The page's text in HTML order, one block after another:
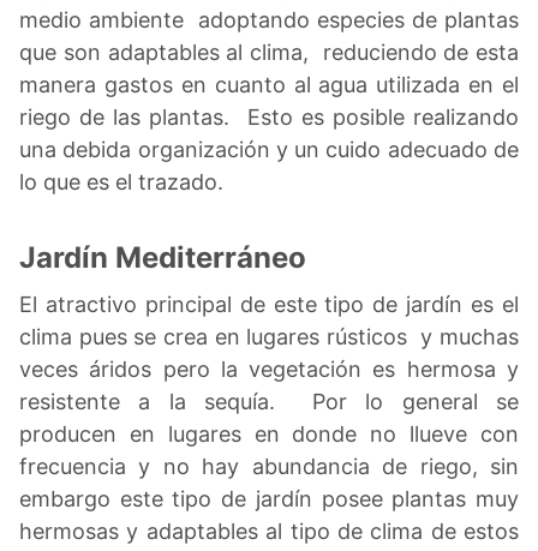
medio ambiente adoptando especies de plantas
que son adaptables al clima, reduciendo de esta
manera gastos en cuanto al agua utilizada en el
riego de las plantas. Esto es posible realizando
una debida organización y un cuido adecuado de
lo que es el trazado.
Jardín Mediterráneo
El atractivo principal de este tipo de jardín es el
clima pues se crea en lugares rústicos y muchas
veces áridos pero la vegetación es hermosa y
resistente a la sequía. Por lo general se
producen en lugares en donde no llueve con
frecuencia y no hay abundancia de riego, sin
embargo este tipo de jardín posee plantas muy
hermosas y adaptables al tipo de clima de estos